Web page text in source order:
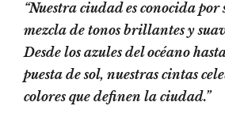
“Nuestra ciudad es conocida
mezcla de tonos brillantes y
Desde los azules del océano
puesta de sol, nuestras cintas
colores que definen la ciudad.”